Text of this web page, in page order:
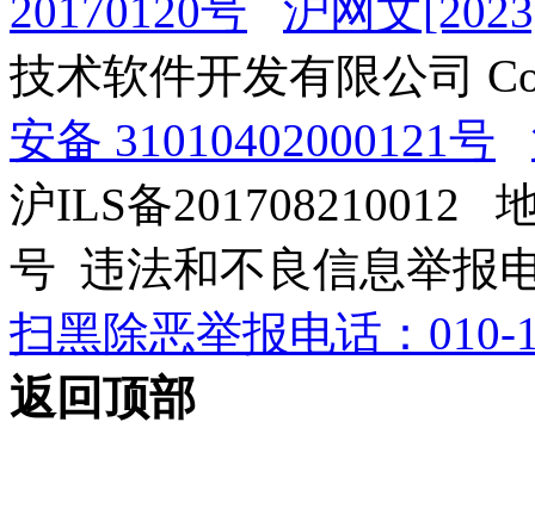
20170120号
沪网文
技术软件开发有限公司
安备 31010402000121号
沪ILS备201708210012
号 违法和不良信息举报
扫黑除恶举报电话：010-
返回顶部